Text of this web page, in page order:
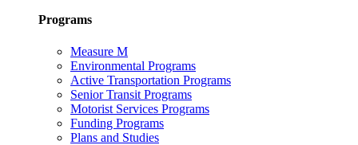
Programs
Measure M
Environmental Programs
Active Transportation Programs
Senior Transit Programs
Motorist Services Programs
Funding Programs
Plans and Studies